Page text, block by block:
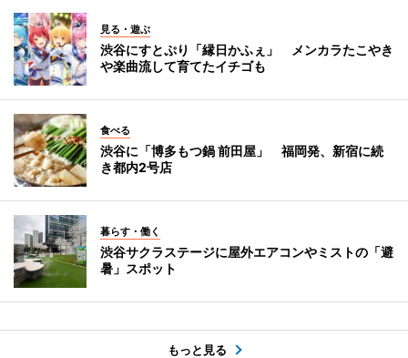
見る・遊ぶ
渋谷にすとぷり「縁日かふぇ」 メンカラたこやき
や楽曲流して育てたイチゴも
食べる
渋谷に「博多もつ鍋 前田屋」 福岡発、新宿に続
き都内2号店
暮らす・働く
渋谷サクラステージに屋外エアコンやミストの「避
暑」スポット
もっと見る